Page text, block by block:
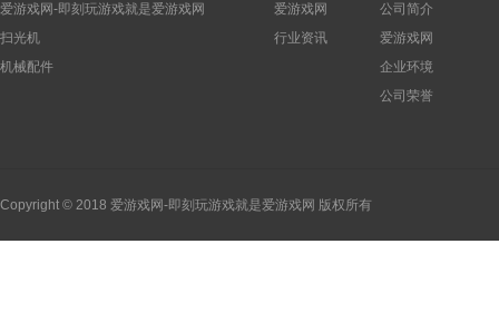
爱游戏网-即刻玩游戏就是爱游戏网
扫光机
机械配件
爱游戏网
行业资讯
公司简介
爱游戏网
企业环境
公司荣誉
Copyright © 2018 爱游戏网-即刻玩游戏就是爱游戏网 版权所有